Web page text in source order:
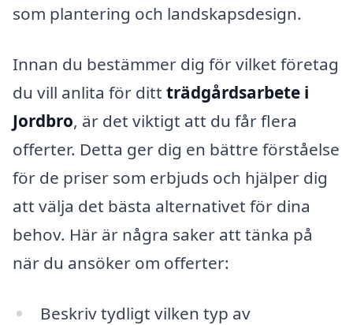
som plantering och landskapsdesign.
Innan du bestämmer dig för vilket företag
du vill anlita för ditt trädgårdsarbete i
Jordbro, är det viktigt att du får flera
offerter. Detta ger dig en bättre förståelse
för de priser som erbjuds och hjälper dig
att välja det bästa alternativet för dina
behov. Här är några saker att tänka på
när du ansöker om offerter:
Beskriv tydligt vilken typ av